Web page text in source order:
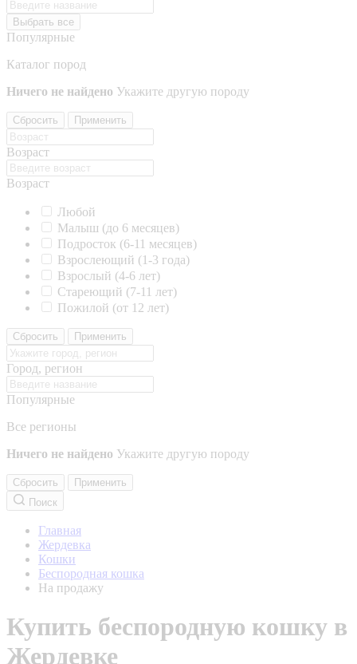
Выбрать все
Популярные
Каталог пород
Ничего не найдено Укажите другую породу
Сбросить Применить
Возраст
Возраст
Любой
Малыш (до 6 месяцев)
Подросток (6-11 месяцев)
Взрослеющий (1-3 года)
Взрослый (4-6 лет)
Стареющий (7-11 лет)
Пожилой (от 12 лет)
Сбросить Применить
Город, регион
Популярные
Все регионы
Ничего не найдено Укажите другую породу
Сбросить
Применить
Поиск
Главная
Жердевка
Кошки
Беспородная кошка
На продажу
Купить беспородную кошку в
Жердевке